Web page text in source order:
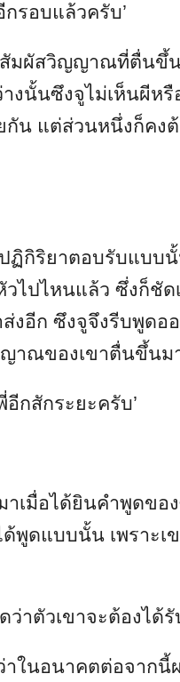
รอบแล้วครับ’
มผัสวิญญาณที่ตื่นขึ้
งนั้นซึงจูไม่เห็นผีห
น แต่ส่วนหนึ่งก็คง
กิริยาตอบรับแบบ
ไปไหนแล้ว ซึ่งก็ชัด
งอีก ซึงจูจึงรีบพูดอ
าณของเขาตื่นขึ้นม
กสักระยะครับ’
เมื่อได้ยินคำพูดขอ
พูดแบบนั้น เพราะเ
ว่าตัวเขาจะต้องไ
ในอนาคตต่อจากนี้